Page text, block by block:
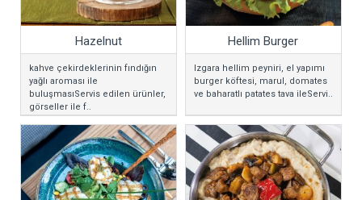
Hazelnut
kahve çekirdeklerinin fındığın
yağlı aroması ile
buluşmasıServis edilen ürünler,
görseller ile f..
Hellim Burger
Izgara hellim peyniri, el yapımı
burger köftesi, marul, domates
ve baharatlı patates tava ileServi..